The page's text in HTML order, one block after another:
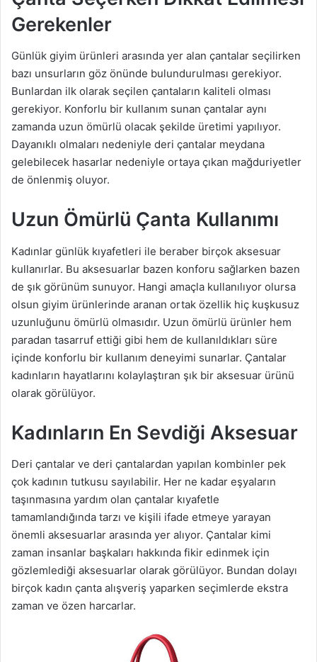
Gerekenler
Günlük giyim ürünleri arasında yer alan çantalar seçilirken
bazı unsurların göz önünde bulundurulması gerekiyor.
Bunlardan ilk olarak seçilen çantaların kaliteli olması
gerekiyor. Konforlu bir kullanım sunan çantalar aynı
zamanda uzun ömürlü olacak şekilde üretimi yapılıyor.
Dayanıklı olmaları nedeniyle deri çantalar meydana
gelebilecek hasarlar nedeniyle ortaya çıkan mağduriyetler
de önlenmiş oluyor.
Uzun Ömürlü Çanta Kullanımı
Kadınlar günlük kıyafetleri ile beraber birçok aksesuar
kullanırlar. Bu aksesuarlar bazen konforu sağlarken bazen
de şık görünüm sunuyor. Hangi amaçla kullanılıyor olursa
olsun giyim ürünlerinde aranan ortak özellik hiç kuşkusuz
uzunluğunu ömürlü olmasıdır. Uzun ömürlü ürünler hem
paradan tasarruf ettiği gibi hem de kullanıldıkları süre
içinde konforlu bir kullanım deneyimi sunarlar. Çantalar
kadınların hayatlarını kolaylaştıran şık bir aksesuar ürünü
olarak görülüyor.
Kadınların En Sevdiği Aksesuar
Deri çantalar ve deri çantalardan yapılan kombinler pek
çok kadının tutkusu sayılabilir. Her ne kadar eşyaların
taşınmasına yardım olan çantalar kıyafetle
tamamlandığında tarzı ve kişili ifade etmeye yarayan
önemli aksesuarlar arasında yer alıyor. Çantalar kimi
zaman insanlar başkaları hakkında fikir edinmek için
gözlemlediği aksesuarlar olarak görülüyor. Bundan dolayı
birçok kadın çanta alışveriş yaparken seçimlerde ekstra
zaman ve özen harcarlar.